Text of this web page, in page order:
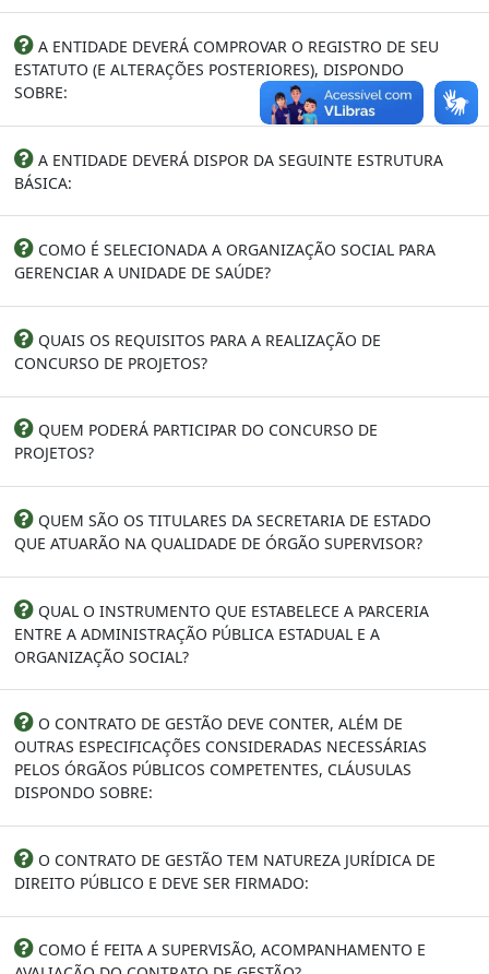
A ENTIDADE DEVERÁ COMPROVAR O REGISTRO DE SEU
ESTATUTO (E ALTERAÇÕES POSTERIORES), DISPONDO
SOBRE:
A ENTIDADE DEVERÁ DISPOR DA SEGUINTE ESTRUTURA
BÁSICA:
COMO É SELECIONADA A ORGANIZAÇÃO SOCIAL PARA
GERENCIAR A UNIDADE DE SAÚDE?
QUAIS OS REQUISITOS PARA A REALIZAÇÃO DE
CONCURSO DE PROJETOS?
QUEM PODERÁ PARTICIPAR DO CONCURSO DE
PROJETOS?
QUEM SÃO OS TITULARES DA SECRETARIA DE ESTADO
QUE ATUARÃO NA QUALIDADE DE ÓRGÃO SUPERVISOR?
QUAL O INSTRUMENTO QUE ESTABELECE A PARCERIA
ENTRE A ADMINISTRAÇÃO PÚBLICA ESTADUAL E A
ORGANIZAÇÃO SOCIAL?
O CONTRATO DE GESTÃO DEVE CONTER, ALÉM DE
OUTRAS ESPECIFICAÇÕES CONSIDERADAS NECESSÁRIAS
PELOS ÓRGÃOS PÚBLICOS COMPETENTES, CLÁUSULAS
DISPONDO SOBRE:
O CONTRATO DE GESTÃO TEM NATUREZA JURÍDICA DE
DIREITO PÚBLICO E DEVE SER FIRMADO:
COMO É FEITA A SUPERVISÃO, ACOMPANHAMENTO E